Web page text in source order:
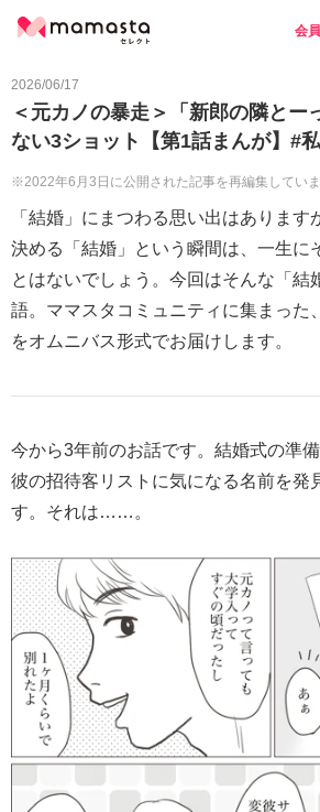
会
2026/06/17
＜元カノの暴走＞「新郎の隣とー
ない3ショット【第1話まんが】#
※2022年6月3日に公開された記事を再編集していま
「結婚」にまつわる思い出はありま
決める「結婚」という瞬間は、一生に
とはないでしょう。今回はそんな「結
語。ママスタコミュニティに集まった
をオムニバス形式でお届けします。
今から3年前のお話です。結婚式の準
彼の招待客リストに気になる名前を発
す。それは……。